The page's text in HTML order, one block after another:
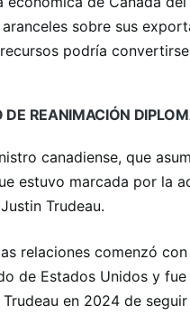
sobre sus
podría
DE REANIMACIÓN
canadiense, que
estuvo marcada por la
Trudeau.
relaciones comenzó
de Estados Unidos y
en 2024 de